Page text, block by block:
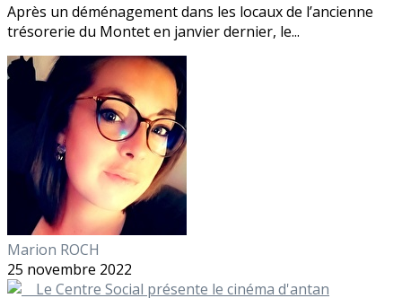
Après un déménagement dans les locaux de l’ancienne
trésorerie du Montet en janvier dernier, le...
Marion ROCH
25 novembre 2022